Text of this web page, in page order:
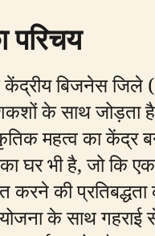
परिचय
केंद्रीय बिजनेस
के साथ जोड़ता
महत्व का
घर भी है, जो कि
करने की
के साथ